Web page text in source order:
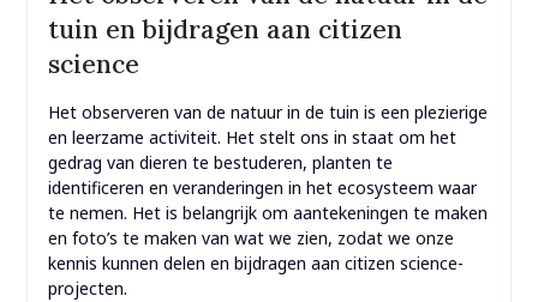
tuin en bijdragen aan citizen
science
Het observeren van de natuur in de tuin is een plezierige
en leerzame activiteit. Het stelt ons in staat om het
gedrag van dieren te bestuderen, planten te
identificeren en veranderingen in het ecosysteem waar
te nemen. Het is belangrijk om aantekeningen te maken
en foto’s te maken van wat we zien, zodat we onze
kennis kunnen delen en bijdragen aan citizen science-
projecten.